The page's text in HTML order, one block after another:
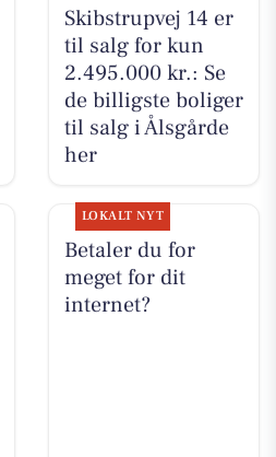
Skibstrupvej 14 er
til salg for kun
2.495.000 kr.: Se
de billigste boliger
til salg i Ålsgårde
her
LOKALT NYT
Betaler du for
meget for dit
internet?